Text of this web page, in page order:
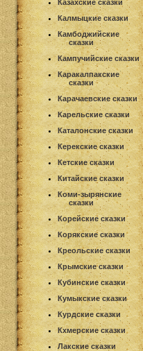
Казахские сказки
Калмыцкие сказки
Камбоджийские
сказки
Кампучийские сказки
Каракалпакские
сказки
Карачаевские сказки
Карельские сказки
Каталонские сказки
Керекские сказки
Кетские сказки
Китайские сказки
Коми-зырянские
сказки
Корейские сказки
Корякские сказки
Креольские сказки
Крымские сказки
Кубинские сказки
Кумыкские сказки
Курдские сказки
Кхмерские сказки
Лакские сказки